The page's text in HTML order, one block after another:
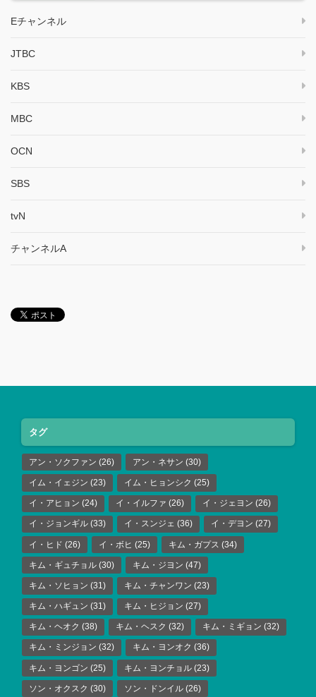
Eチャンネル
JTBC
KBS
MBC
OCN
SBS
tvN
チャンネルA
タグ
アン・ソクファン (26) アン・ネサン (30)
イム・イェジン (23) イム・ヒョンシク (25)
イ・アヒョン (24) イ・イルファ (26) イ・ジェヨン (26)
イ・ジョンギル (33) イ・スンジェ (36) イ・デヨン (27)
イ・ヒド (26) イ・ボヒ (25) キム・ガプス (34)
キム・ギュチョル (30) キム・ジヨン (47)
キム・ソヒョン (31) キム・チャンワン (23)
キム・ハギュン (31) キム・ヒジョン (27)
キム・ヘオク (38) キム・ヘスク (32) キム・ミギョン (32)
キム・ミンジョン (32) キム・ヨンオク (36)
キム・ヨンゴン (25) キム・ヨンチョル (23)
ソン・オクスク (30) ソン・ドンイル (26)